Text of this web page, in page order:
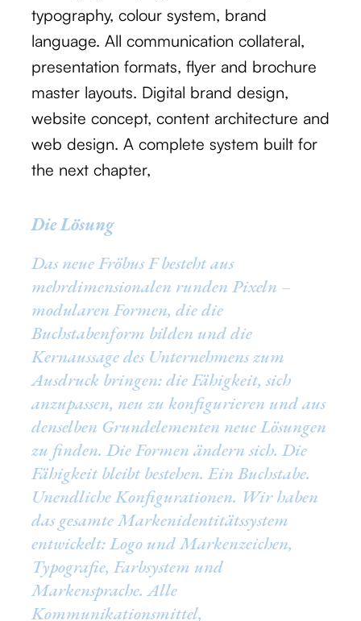
typography, colour system, brand
language. All communication collateral,
presentation formats, flyer and brochure
master layouts. Digital brand design,
website concept, content architecture and
web design. A complete system built for
the next chapter,
Das neue Fröbus F besteht aus
mehrdimensionalen runden Pixeln –
modularen Formen, die die
Buchstabenform bilden und die
Kernaussage des Unternehmens zum
Ausdruck bringen: die Fähigkeit, sich
anzupassen, neu zu konfigurieren und aus
denselben Grundelementen neue Lösungen
zu finden. Die Formen ändern sich. Die
Fähigkeit bleibt bestehen. Ein Buchstabe.
Unendliche Konfigurationen. Wir haben
das gesamte Markenidentitätssystem
entwickelt: Logo und Markenzeichen,
Typografie, Farbsystem und
Markensprache. Alle
Kommunikationsmittel,
Die Lösung